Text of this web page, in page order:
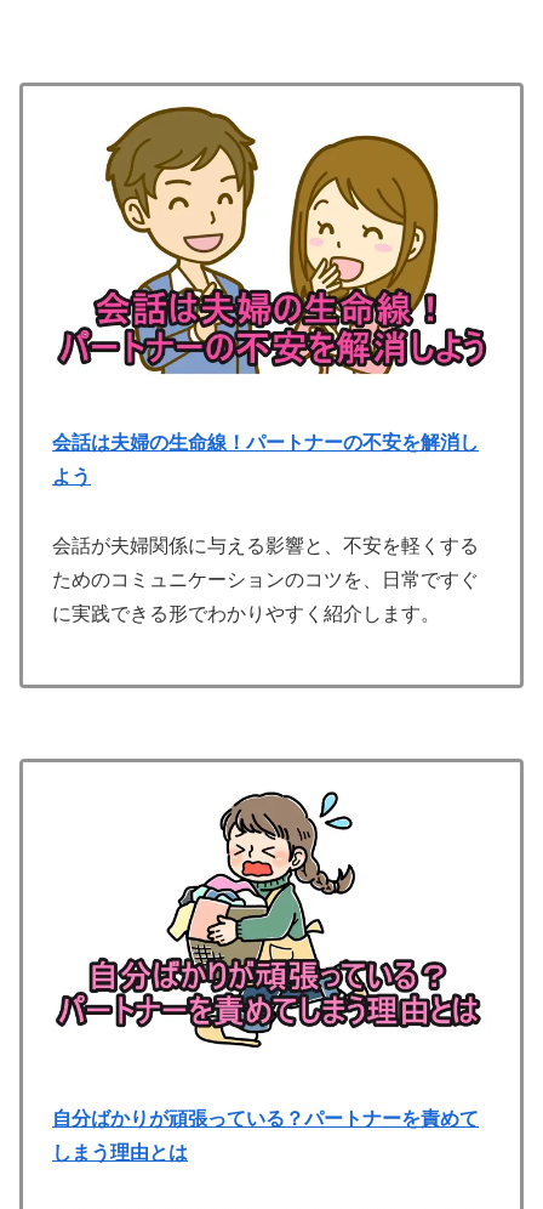
会話は夫婦の生命線！パートナーの不安を解消し
よう
会話が夫婦関係に与える影響と、不安を軽くする
ためのコミュニケーションのコツを、日常ですぐ
に実践できる形でわかりやすく紹介します。
自分ばかりが頑張っている？パートナーを責めて
しまう理由とは